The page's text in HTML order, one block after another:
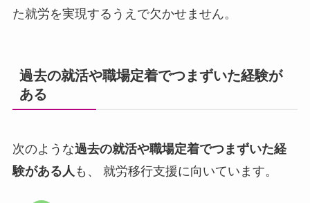
た就労を実現するうえで欠かせません。
過去の就活や職場定着でつまずいた経験が
ある
次のような過去の就活や職場定着でつまずいた経
験がある人 も、 就労移行支援に向いています。